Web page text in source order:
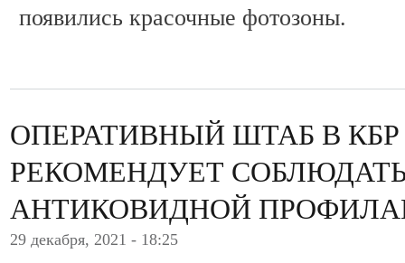
появились красочные фотозоны.
ОПЕРАТИВНЫЙ ШТАБ В
РЕКОМЕНДУЕТ
АНТИКОВИДНОЙ
29 декабря, 2021 - 18:25